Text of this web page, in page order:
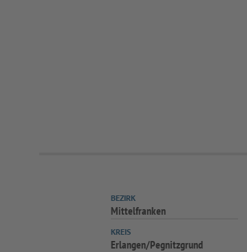
BEZIRK
Mittelfranken
KREIS
Erlangen/Pegnitzgrund